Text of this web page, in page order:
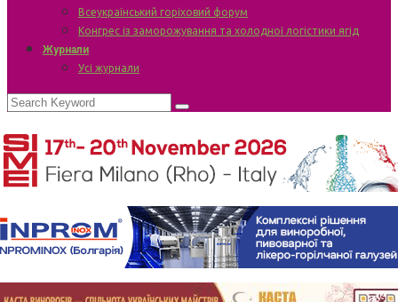
Всеукраїнський горіховий форум
Конгрес із заморожування та холодної логістики ягід
Журнали
Усі журнали